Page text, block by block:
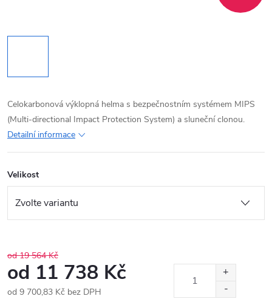
Celokarbonová výklopná helma s bezpečnostním systémem MIPS
(Multi-directional Impact Protection System) a sluneční clonou.
Detailní informace
Velikost
od 19 564 Kč
od 11 738 Kč
od 9 700,83 Kč bez DPH